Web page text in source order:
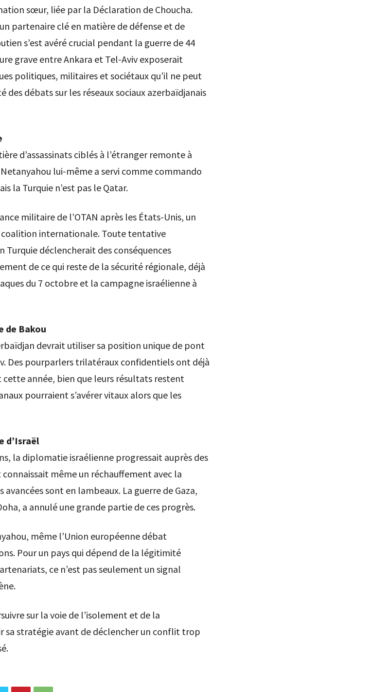
sœur, liée par la Déclaration de Choucha.
partenaire clé en matière de défense et de
s’est avéré crucial pendant la guerre de 44
grave entre Ankara et Tel-Aviv exposerait
politiques, militaires et sociétaux qu’il ne peut
des débats sur les réseaux sociaux azerbaïdjanais
d’assassinats ciblés à l’étranger remonte à
lui-même a servi comme commando
la Turquie n’est pas le Qatar.
militaire de l’OTAN après les États-Unis, un
internationale. Toute tentative
Turquie déclencherait des conséquences
de ce qui reste de la sécurité régionale, déjà
du 7 octobre et la campagne israélienne à
de Bakou
devrait utiliser sa position unique de pont
Des pourparlers trilatéraux confidentiels ont déjà
cette année, bien que leurs résultats restent
pourraient s’avérer vitaux alors que les
d’Israël
la diplomatie israélienne progressait auprès des
même un réchauffement avec la
avancées sont en lambeaux. La guerre de Gaza,
a annulé une grande partie de ces progrès.
même l’Union européenne débat
Pour un pays qui dépend de la légitimité
ce n’est pas seulement un signal
sur la voie de l’isolement et de la
sa stratégie avant de déclencher un conflit trop